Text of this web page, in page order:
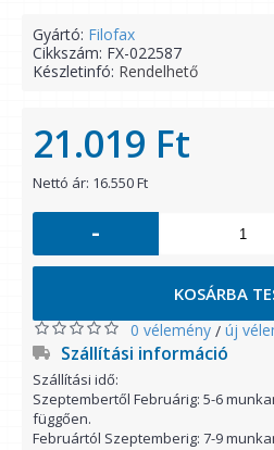
Gyártó: Filofax
Cikkszám: FX-022587
Készletinfó: Rendelhető
21.019 Ft
Nettó ár: 16.550 Ft
-
KOSÁRBA
0 vélemény / új
Szállítási információ
Szállítási idő:
Szeptembertől Februárig: 5-6
függően.
Februártól Szeptemberig: 7-9